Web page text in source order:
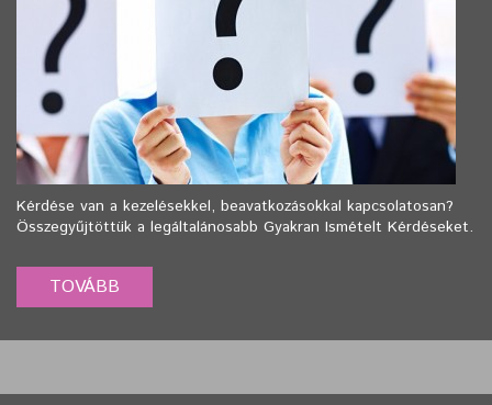
Kérdése van a kezelésekkel, beavatkozásokkal kapcsolatosan?
Összegyűjtöttük a legáltalánosabb Gyakran Ismételt Kérdéseket.